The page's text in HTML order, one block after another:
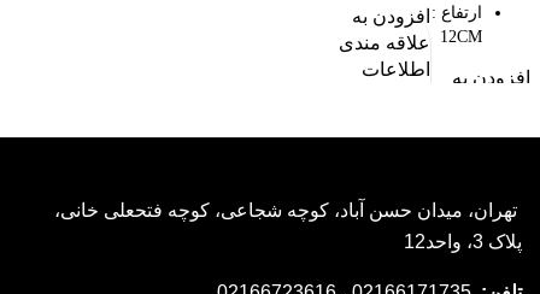
ارتفاع :
12CM
افزودن به
افزودن به
علاقه مندی
اطلاعات
تهران، میدان حسن آباد، کوچه شجاعی، کوچه فتحعلی خانی،
پلاک 3، واحد12